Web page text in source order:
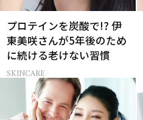
プロテインを炭酸で!? 伊
東美咲さんが5年後のため
に続ける老けない習慣
SKINCARE